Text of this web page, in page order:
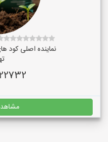
نماینده اصلی